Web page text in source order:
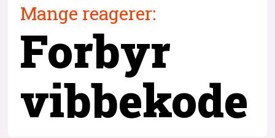
Mange reagerer:
Forbyr
vibbekode